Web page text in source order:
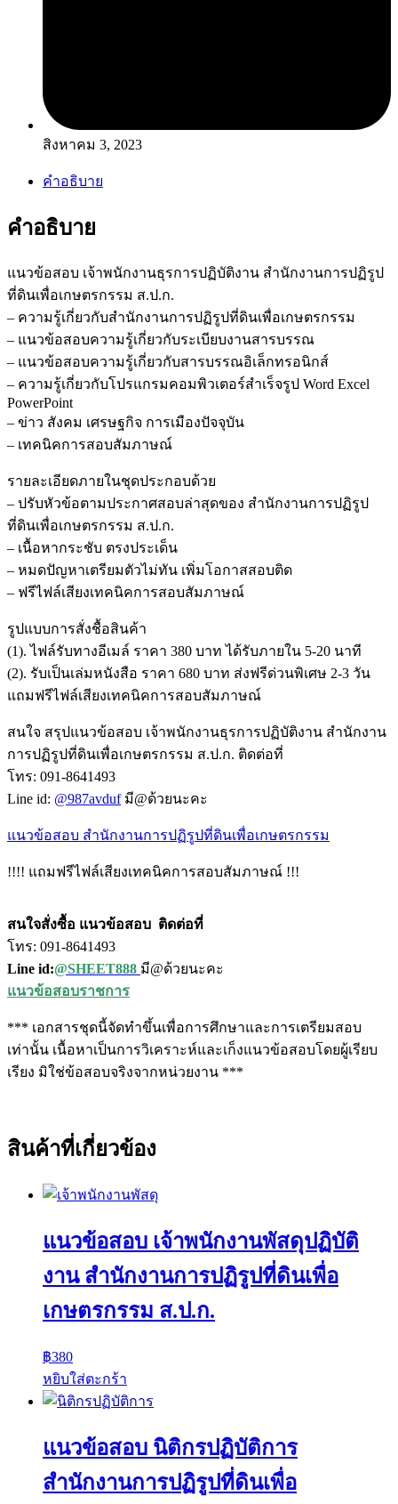
สิงหาคม 3, 2023
คำอธิบาย
คำอธิบาย
แนวข้อสอบ เจ้าพนักงานธุรการปฏิบัติงาน สำนักงานการปฏิรูป
ที่ดินเพื่อเกษตรกรรม ส.ป.ก.
– ความรู้เกี่ยวกับสำนักงานการปฏิรูปที่ดินเพื่อเกษตรกรรม
– แนวข้อสอบความรู้เกี่ยวกับระเบียบงานสารบรรณ
– แนวข้อสอบความรู้เกี่ยวกับสารบรรณอิเล็กทรอนิกส์
– ความรู้เกี่ยวกับโปรแกรมคอมพิวเตอร์สำเร็จรูป Word Excel
PowerPoint
– ข่าว สังคม เศรษฐกิจ การเมืองปัจจุบัน
– เทคนิคการสอบสัมภาษณ์
รายละเอียดภายในชุดประกอบด้วย
– ปรับหัวข้อตามประกาศสอบล่าสุดของ สำนักงานการปฏิรูป
ที่ดินเพื่อเกษตรกรรม ส.ป.ก.
– เนื้อหากระชับ ตรงประเด็น
– หมดปัญหาเตรียมตัวไม่ทัน เพิ่มโอกาสสอบติด
– ฟรีไฟล์เสียงเทคนิคการสอบสัมภาษณ์
รูปแบบการสั่งชื้อสินค้า
(1). ไฟล์รับทางอีเมล์ ราคา 380 บาท ได้รับภายใน 5-20 นาที
(2). รับเป็นเล่มหนังสือ ราคา 680 บาท ส่งฟรีด่วนพิเศษ 2-3 วัน
แถมฟรีไฟล์เสียงเทคนิคการสอบสัมภาษณ์
สนใจ สรุปแนวข้อสอบ เจ้าพนักงานธุรการปฏิบัติงาน สำนักงาน
การปฏิรูปที่ดินเพื่อเกษตรกรรม ส.ป.ก. ติดต่อที่
โทร: 091-8641493
Line id: @987avdufมี@ด้วยนะคะ
แนวข้อสอบ สำนักงานการปฏิรูปที่ดินเพื่อเกษตรกรรม
!!!! แถมฟรีไฟล์เสียงเทคนิคการสอบสัมภาษณ์ !!!
สนใจสั่งซื้อ แนวข้อสอบ ติดต่อที่
โทร: 091-8641493
Line id:@SHEET888 มี@ด้วยนะคะ
แนวข้อสอบราชการ
*** เอกสารชุดนี้จัดทำขึ้นเพื่อการศึกษาและการเตรียมสอบ
เท่านั้น เนื้อหาเป็นการวิเคราะห์และเก็งแนวข้อสอบโดยผู้เรียบ
เรียง มิใช่ข้อสอบจริงจากหน่วยงาน ***
สินค้าที่เกี่ยวข้อง
แนวข้อสอบ เจ้าพนักงานพัสดุปฏิบัติ
งาน สำนักงานการปฏิรูปที่ดินเพื่อ
เกษตรกรรม ส.ป.ก.
฿380
หยิบใส่ตะกร้า
แนวข้อสอบ นิติกรปฏิบัติการ
สำนักงานการปฏิรูปที่ดินเพื่อ